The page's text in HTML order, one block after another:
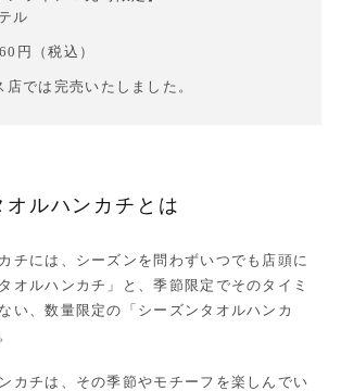
ル
円（税込）
では完売いたしました。
オルハンカチとは
チには、シーズンを問わずいつでも店頭に
オルハンカチ」と、季節限定でそのタイミ
い、数量限定の「シーズンタオルハンカ
カチは、その季節やモチーフを楽しんでい